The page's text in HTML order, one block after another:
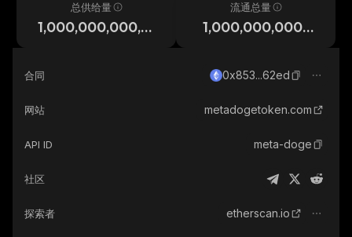
总供给量
1,000,000,000,0
流通总量
1,000,000,000,0
合同 0x853...62ed
网站 metadogetoken.com
API ID meta-doge
社区
探索者 etherscan.io